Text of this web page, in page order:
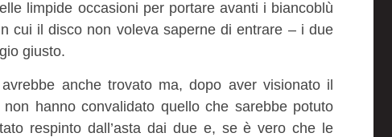
limpide occasioni per portare avanti i biancoblù
cui il disco non voleva saperne di entrare – i due
giusto.
anche trovato ma, dopo aver visionato il
hanno convalidato quello che sarebbe potuto
respinto dall’asta dai due e, se è vero che le